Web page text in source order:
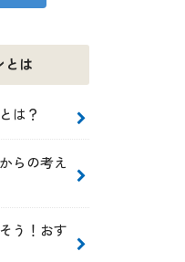
とは
は？
らの考え
う！おす